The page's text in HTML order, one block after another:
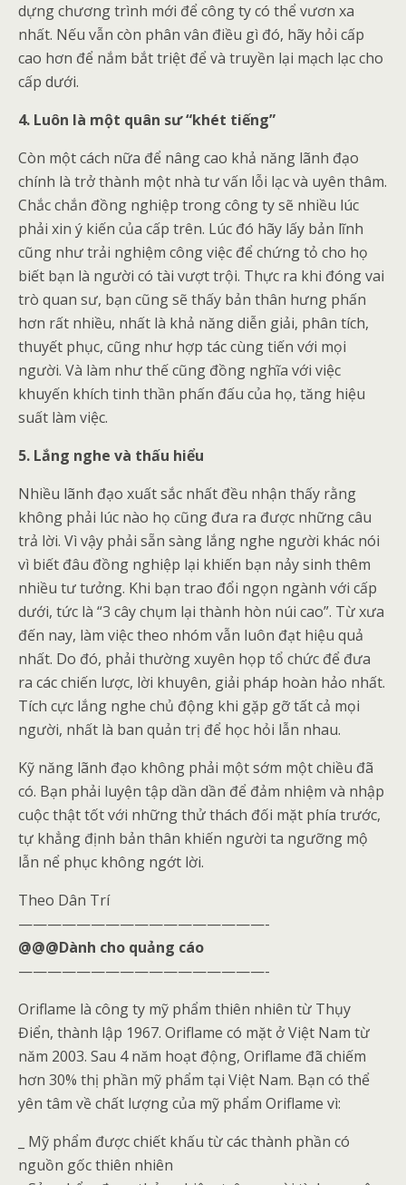
dựng chương trình mới để công ty có thể vươn xa
nhất. Nếu vẫn còn phân vân điều gì đó, hãy hỏi cấp
cao hơn để nắm bắt triệt để và truyền lại mạch lạc cho
cấp dưới.
4. Luôn là một quân sư “khét tiếng”
Còn một cách nữa để nâng cao khả năng lãnh đạo
chính là trở thành một nhà tư vấn lỗi lạc và uyên thâm.
Chắc chắn đồng nghiệp trong công ty sẽ nhiều lúc
phải xin ý kiến của cấp trên. Lúc đó hãy lấy bản lĩnh
cũng như trải nghiệm công việc để chứng tỏ cho họ
biết bạn là người có tài vượt trội. Thực ra khi đóng vai
trò quan sư, bạn cũng sẽ thấy bản thân hưng phấn
hơn rất nhiều, nhất là khả năng diễn giải, phân tích,
thuyết phục, cũng như hợp tác cùng tiến với mọi
người. Và làm như thế cũng đồng nghĩa với việc
khuyến khích tinh thần phấn đấu của họ, tăng hiệu
suất làm việc.
5. Lắng nghe và thấu hiểu
Nhiều lãnh đạo xuất sắc nhất đều nhận thấy rằng
không phải lúc nào họ cũng đưa ra được những câu
trả lời. Vì vậy phải sẵn sàng lắng nghe người khác nói
vì biết đâu đồng nghiệp lại khiến bạn nảy sinh thêm
nhiều tư tưởng. Khi bạn trao đổi ngọn ngành với cấp
dưới, tức là “3 cây chụm lại thành hòn núi cao”. Từ xưa
đến nay, làm việc theo nhóm vẫn luôn đạt hiệu quả
nhất. Do đó, phải thường xuyên họp tổ chức để đưa
ra các chiến lược, lời khuyên, giải pháp hoàn hảo nhất.
Tích cực lắng nghe chủ động khi gặp gỡ tất cả mọi
người, nhất là ban quản trị để học hỏi lẫn nhau.
Kỹ năng lãnh đạo không phải một sớm một chiều đã
có. Bạn phải luyện tập dần dần để đảm nhiệm và nhập
cuộc thật tốt với những thử thách đối mặt phía trước,
tự khẳng định bản thân khiến người ta ngưỡng mộ
lẫn nể phục không ngớt lời.
Theo Dân Trí
—————————————————-
@@@Dành cho quảng cáo
—————————————————-
Oriflame là công ty mỹ phẩm thiên nhiên từ Thụy
Điển, thành lập 1967. Oriflame có mặt ở Việt Nam từ
năm 2003. Sau 4 năm hoạt động, Oriflame đã chiếm
hơn 30% thị phần mỹ phẩm tại Việt Nam. Bạn có thể
yên tâm về chất lượng của mỹ phẩm Oriflame vì:
_ Mỹ phẩm được chiết khấu từ các thành phần có
nguồn gốc thiên nhiên